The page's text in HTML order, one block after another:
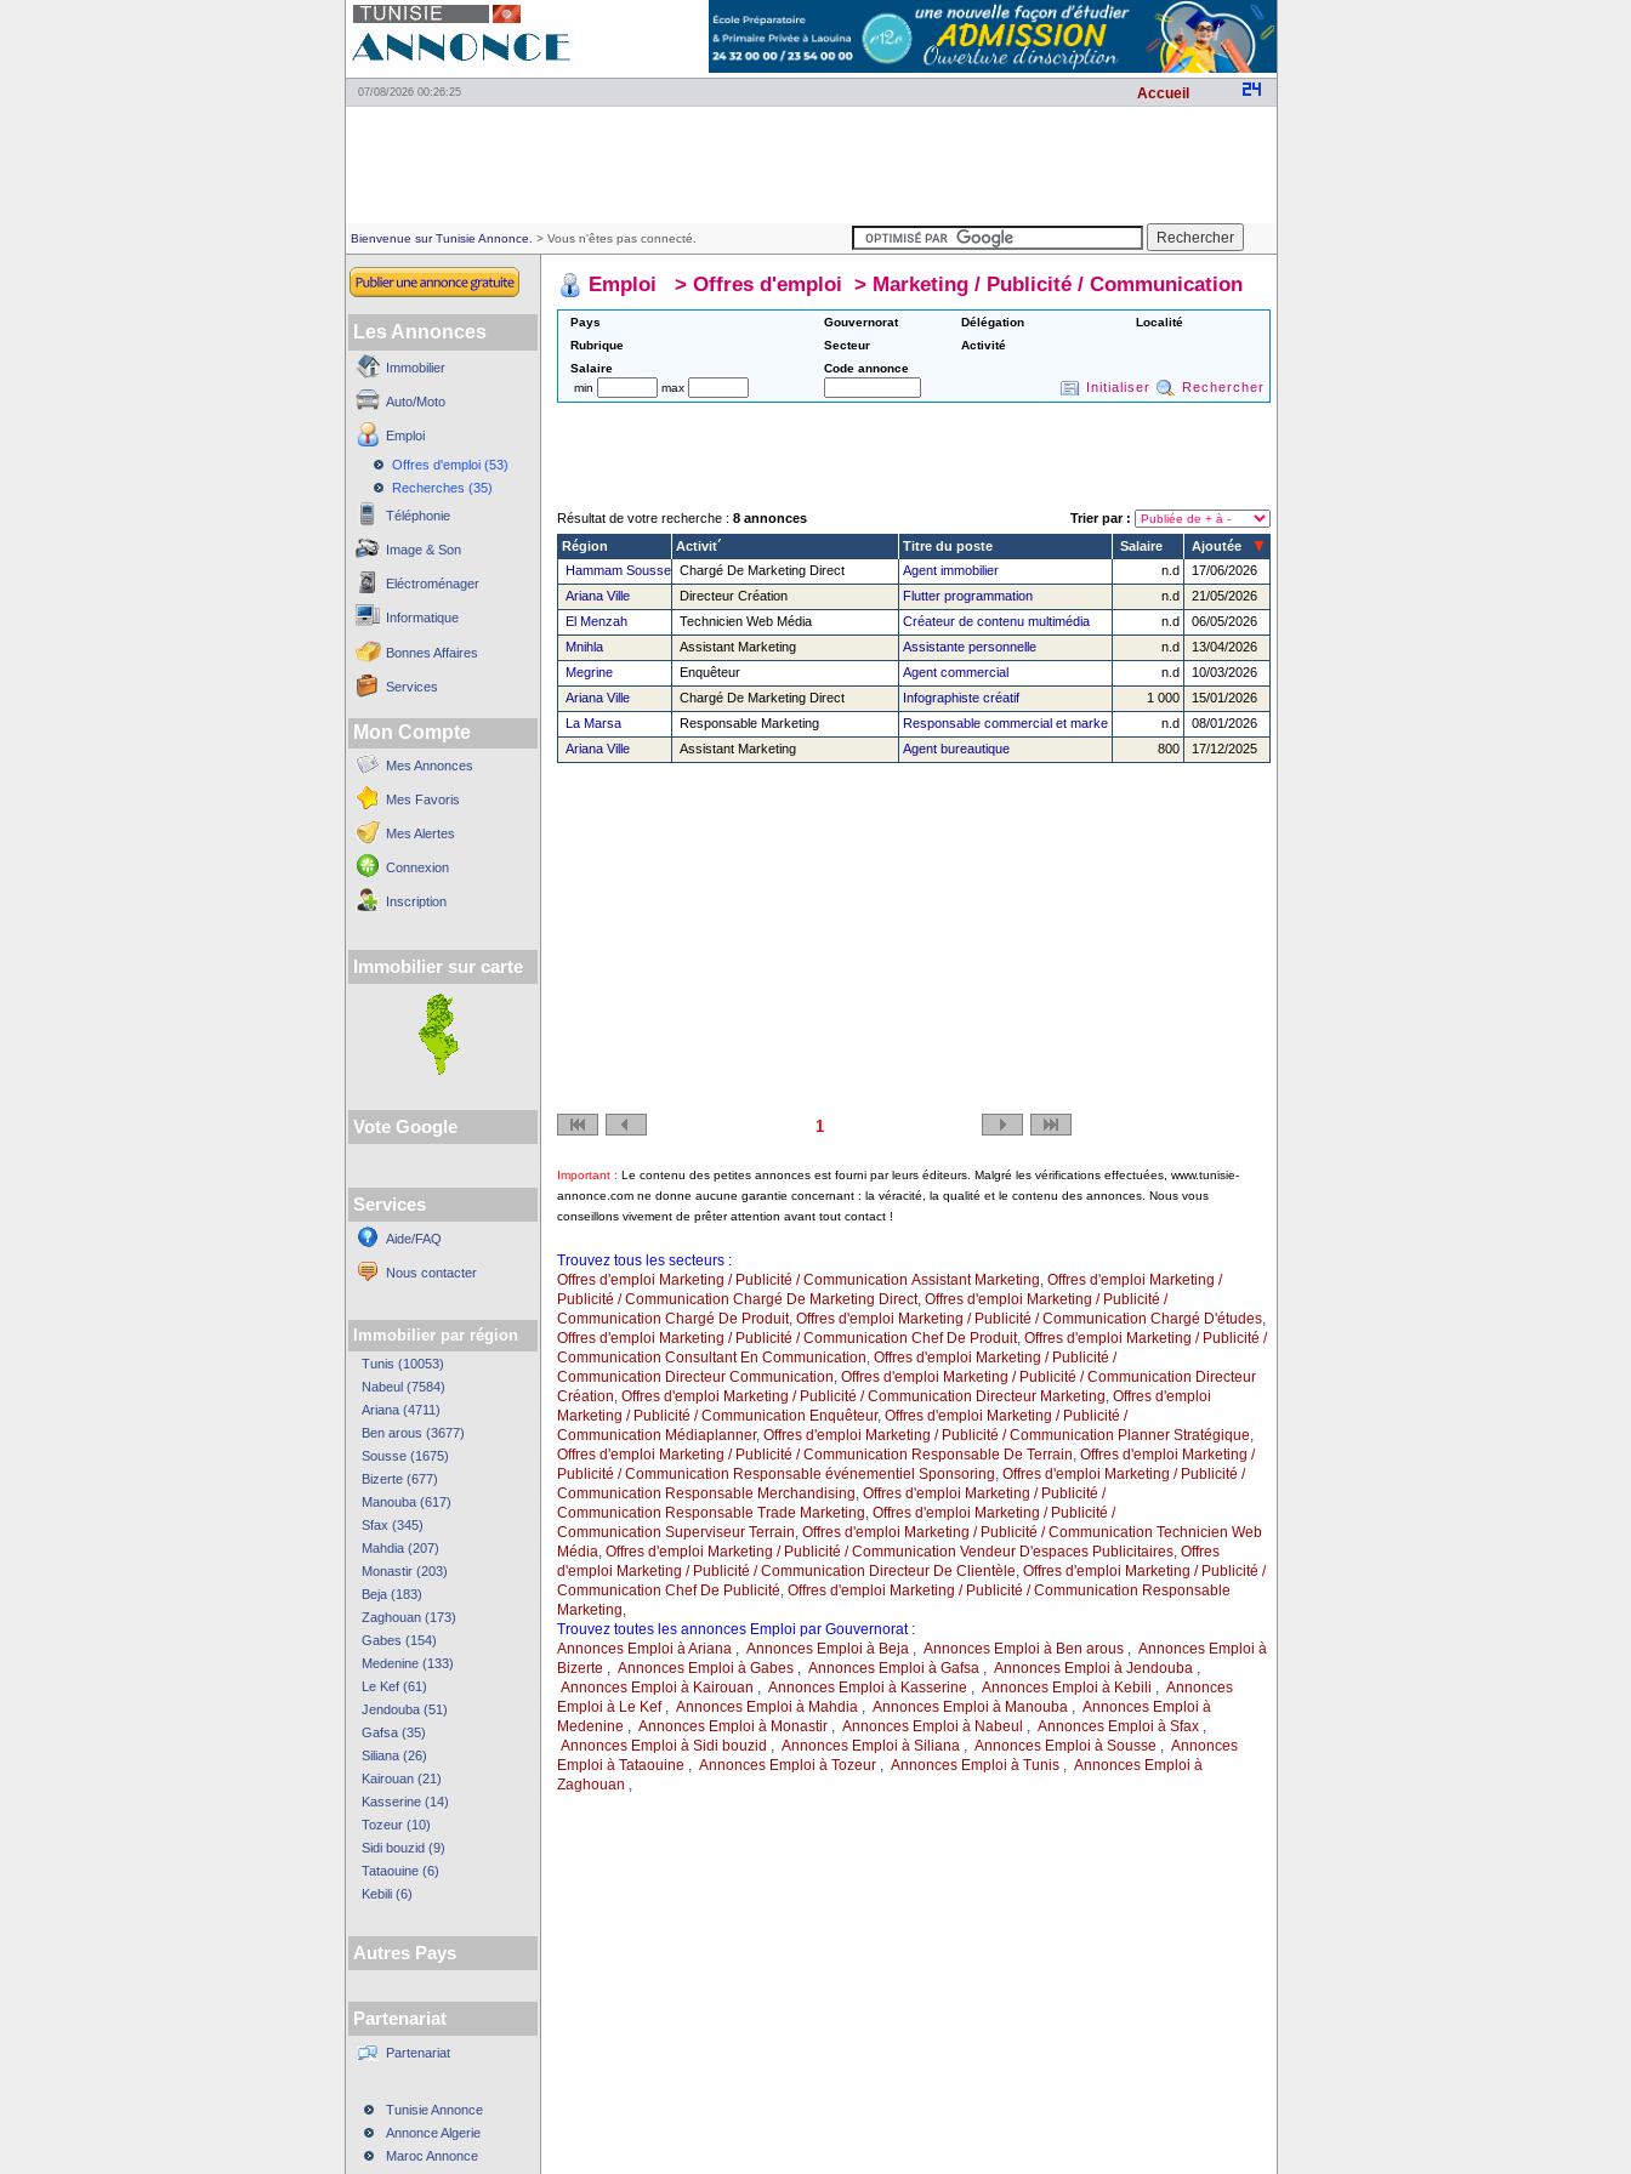
07/08/2026 00:26:25 Accueil
Bienvenue sur Tunisie Annonce. > Vous n'êtes pas connecté.
Les Annonces
Immobilier
Auto/Moto
Emploi
Offres d'emploi (53)
Recherches (35)
Téléphonie
Image & Son
Eléctroménager
Informatique
Bonnes Affaires
Services
Mon Compte
Mes Annonces
Mes Favoris
Mes Alertes
Connexion
Inscription
Immobilier sur carte
Vote Google
Services
Aide/FAQ
Nous contacter
Immobilier par région
Tunis (10053)
Nabeul (7584)
Ariana (4711)
Ben arous (3677)
Sousse (1675)
Bizerte (677)
Manouba (617)
Sfax (345)
Mahdia (207)
Monastir (203)
Beja (183)
Zaghouan (173)
Gabes (154)
Medenine (133)
Le Kef (61)
Jendouba (51)
Gafsa (35)
Siliana (26)
Kairouan (21)
Kasserine (14)
Tozeur (10)
Sidi bouzid (9)
Tataouine (6)
Kebili (6)
Autres Pays
Partenariat
Partenariat
Tunisie Annonce
Annonce Algerie
Maroc Annonce
Emploi > Offres d'emploi > Marketing / Publicité / Communication
Pays Gouvernorat Délégation
Localité
Rubrique
Secteur
Activité
Salaire
Code annonce
min
max Initialiser Rechercher
Résultat de votre recherche : 8 annonces
Trier par :
Région
Activit´ Titre du poste Salaire
Ajoutée
Hammam Sousse Chargé De Marketing Direct Agent immobilier n.d
17/06/2026
Ariana Ville
Directeur Création Flutter programmation n.d
21/05/2026
El Menzah
Technicien Web Média Créateur de contenu multimédia n.d
06/05/2026
Mnihla
Assistant Marketing Assistante personnelle n.d
13/04/2026
Megrine
Enquêteur Agent commercial n.d
10/03/2026
Ariana Ville
Chargé De Marketing Direct Infographiste créatif 1 000
15/01/2026
La Marsa
Responsable Marketing Responsable commercial et marke n.d
08/01/2026
Ariana Ville
Assistant Marketing Agent bureautique 800 17/12/2025
1
Important : Le contenu des petites annonces est fourni par leurs éditeurs. Malgré les vérifications effectuées, www.tunisie-
annonce.com ne donne aucune garantie concernant : la véracité, la qualité et le contenu des annonces. Nous vous
conseillons vivement de prêter attention avant tout contact !
Trouvez tous les secteurs :
Offres d'emploi Marketing / Publicité / Communication Assistant Marketing, Offres d'emploi Marketing /
Publicité / Communication Chargé De Marketing Direct, Offres d'emploi Marketing / Publicité /
Communication Chargé De Produit, Offres d'emploi Marketing / Publicité / Communication Chargé D'études,
Offres d'emploi Marketing / Publicité / Communication Chef De Produit, Offres d'emploi Marketing / Publicité /
Communication Consultant En Communication, Offres d'emploi Marketing / Publicité /
Communication Directeur Communication, Offres d'emploi Marketing / Publicité / Communication Directeur
Création, Offres d'emploi Marketing / Publicité / Communication Directeur Marketing, Offres d'emploi
Marketing / Publicité / Communication Enquêteur, Offres d'emploi Marketing / Publicité /
Communication Médiaplanner, Offres d'emploi Marketing / Publicité / Communication Planner Stratégique,
Offres d'emploi Marketing / Publicité / Communication Responsable De Terrain, Offres d'emploi Marketing /
Publicité / Communication Responsable événementiel Sponsoring, Offres d'emploi Marketing / Publicité /
Communication Responsable Merchandising, Offres d'emploi Marketing / Publicité /
Communication Responsable Trade Marketing, Offres d'emploi Marketing / Publicité /
Communication Superviseur Terrain, Offres d'emploi Marketing / Publicité / Communication Technicien Web
Média, Offres d'emploi Marketing / Publicité / Communication Vendeur D'espaces Publicitaires, Offres
d'emploi Marketing / Publicité / Communication Directeur De Clientèle, Offres d'emploi Marketing / Publicité /
Communication Chef De Publicité, Offres d'emploi Marketing / Publicité / Communication Responsable
Marketing,
Trouvez toutes les annonces Emploi par Gouvernorat :
Annonces Emploi à Ariana, Annonces Emploi à Beja, Annonces Emploi à Ben arous, Annonces Emploi à
Bizerte , Annonces Emploi à Gabes, Annonces Emploi à Gafsa, Annonces Emploi à Jendouba,
Annonces Emploi à Kairouan , Annonces Emploi à Kasserine , Annonces Emploi à Kebili , Annonces
Emploi à Le Kef, Annonces Emploi à Mahdia, Annonces Emploi à Manouba, Annonces Emploi à
Medenine , Annonces Emploi à Monastir, Annonces Emploi à Nabeul , Annonces Emploi à Sfax,
Annonces Emploi à Sidi bouzid , Annonces Emploi à Siliana, Annonces Emploi à Sousse , Annonces
Emploi à Tataouine , Annonces Emploi à Tozeur, Annonces Emploi à Tunis, Annonces Emploi à
Zaghouan ,